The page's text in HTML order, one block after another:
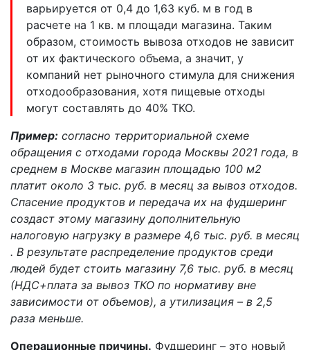
варьируется от 0,4 до 1,63 куб. м в год в
расчете на 1 кв. м площади магазина. Таким
образом, стоимость вывоза отходов не зависит
от их фактического объема, а значит, у
компаний нет рыночного стимула для снижения
отходообразования, хотя пищевые отходы
могут составлять до 40% ТКО.
Пример: согласно территориальной схеме
обращения с отходами города Москвы 2021 года, в
среднем в Москве магазин площадью 100 м2
платит около 3 тыс. руб. в месяц за вывоз отходов.
Спасение продуктов и передача их на фудшеринг
создаст этому магазину дополнительную
налоговую нагрузку в размере 4,6 тыс. руб. в месяц
. В результате распределение продуктов среди
людей будет стоить магазину 7,6 тыс. руб. в месяц
(НДС+плата за вывоз ТКО по нормативу вне
зависимости от объемов), а утилизация – в 2,5
раза меньше.
Операционные причины. Фудшеринг – это новый